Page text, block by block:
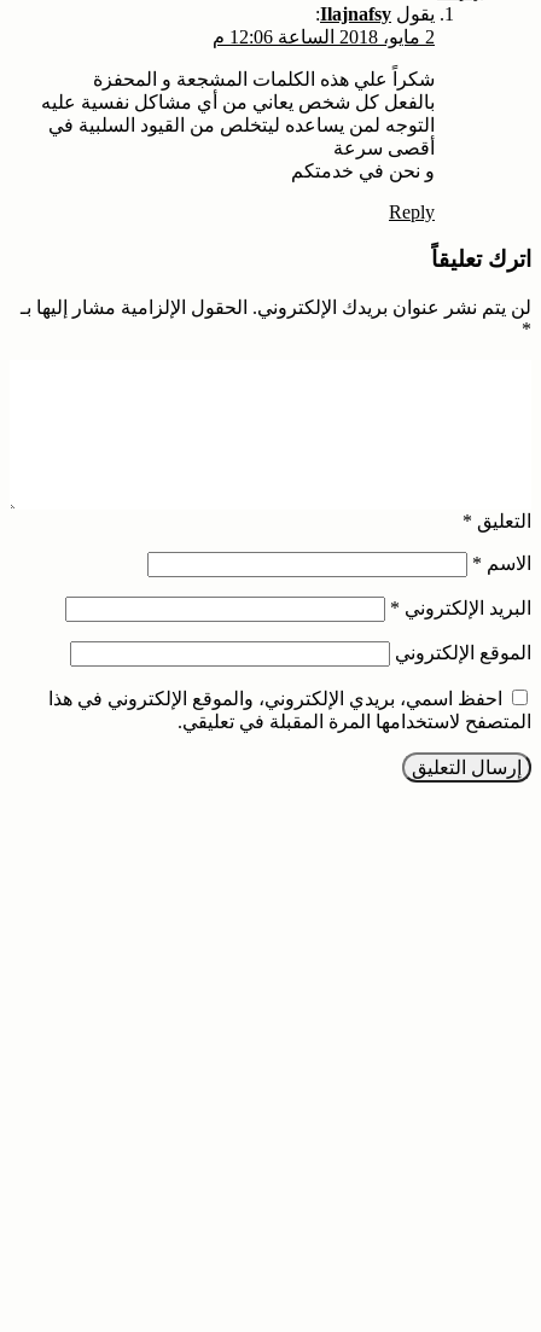
يقول Ilajnafsy
:
2 مايو، 2018 الساعة 12:06 م
شكراً علي هذه الكلمات المشجعة و المحفزة
بالفعل كل شخص يعاني من أي مشاكل نفسية عليه
التوجه لمن يساعده ليتخلص من القيود السلبية في
أقصى سرعة
و نحن في خدمتكم
Reply
اترك تعليقاً
لن يتم نشر عنوان بريدك الإلكتروني. الحقول الإلزامية مشار إليها بـ
*
التعليق *
الاسم *
البريد الإلكتروني *
الموقع الإلكتروني
احفظ اسمي، بريدي الإلكتروني، والموقع الإلكتروني في هذا
المتصفح لاستخدامها المرة المقبلة في تعليقي.